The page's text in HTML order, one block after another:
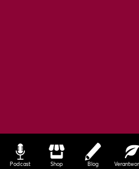
Podcast Shop Blog